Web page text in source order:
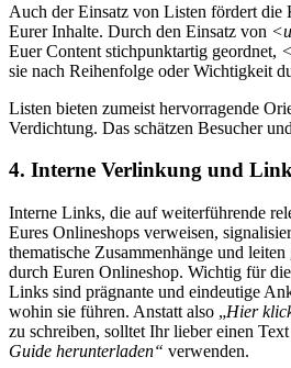
Auch der Einsatz von Listen fördert die
Eurer Inhalte. Durch den Einsatz von
Euer Content stichpunktartig geordnet,
sie nach Reihenfolge oder Wichtigkeit
Listen bieten zumeist hervorragende
Verdichtung. Das schätzen Besucher
4. Interne Verlinkung und
Interne Links, die auf weiterführende
Eures Onlineshops verweisen,
thematische Zusammenhänge und
durch Euren Onlineshop. Wichtig für
Links sind prägnante und eindeutige
wohin sie führen. Anstatt also „Hier
zu schreiben, solltet Ihr lieber einen
Guide herunterladen“ verwenden.